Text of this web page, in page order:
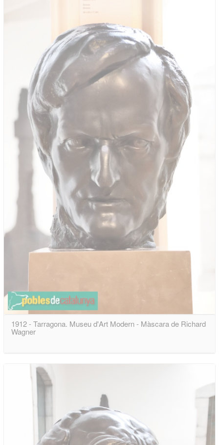
1912 - Tarragona. Museu d'Art Modern - Màscara de Richard
Wagner